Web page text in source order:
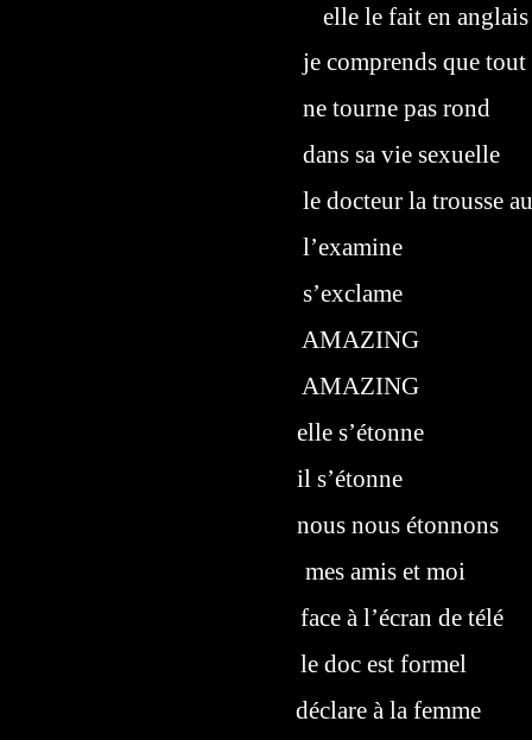
elle le fait en anglais
je comprends que tout
ne tourne pas rond
dans sa vie sexuelle
le docteur la trousse
l’examine
s’exclame
AMAZING
AMAZING
elle s’étonne
il s’étonne
nous nous étonnons
mes amis et moi
face à l’écran de télé
le doc est formel
déclare à la femme